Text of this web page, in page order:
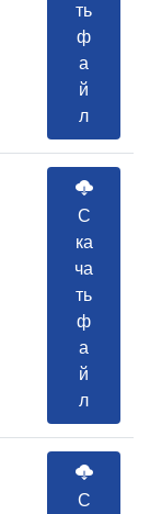
ть
ф
а
й
л
С
ка
ча
ть
ф
а
й
л
С